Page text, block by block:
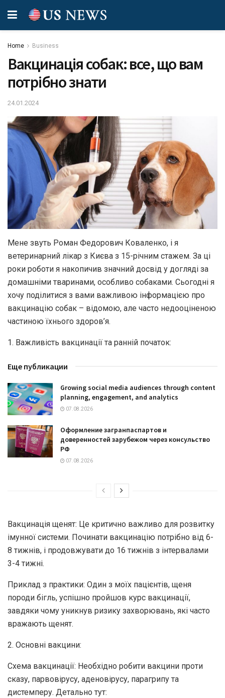
Home Business
Вакцинація собак: все, що вам
потрібно знати
24.01.2024
Мене звуть Роман Федорович Коваленко, і я
ветеринарний лікар з Києва з 15-річним стажем. За ці
роки роботи я накопичив значний досвід у догляді за
домашніми тваринами, особливо собаками. Сьогодні я
хочу поділитися з вами важливою інформацією про
вакцинацію собак – відомою, але часто недооціненою
частиною їхнього здоров’я.
1. Важливість вакцинації та ранній початок:
Еще публикации
Growing social media audiences through content
planning, engagement, and analytics
07.08.2026
Оформление загранпаспартов и
доверенностей зарубежом через консульство
РФ
07.08.2026
Вакцинація щенят: Це критично важливо для розвитку
імунної системи. Починати вакцинацію потрібно від 6-
8 тижнів, і продовжувати до 16 тижнів з інтервалами
3-4 тижні.
Приклад з практики: Один з моїх пацієнтів, щеня
породи бігль, успішно пройшов курс вакцинації,
завдяки чому уникнув ризику захворювань, які часто
вражають щенят.
2. Основні вакцини:
Схема вакцинації: Необхідно робити вакцини проти
сказу, парвовірусу, аденовірусу, парагрипу та
дистемперу. Детально тут: